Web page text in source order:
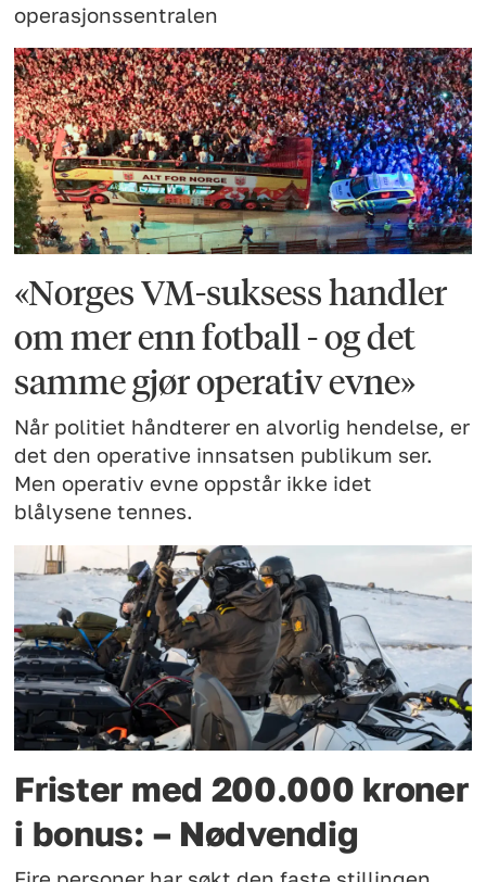
operasjonssentralen
«Norges VM-suksess handler
om mer enn fotball - og det
samme gjør operativ evne»
Når politiet håndterer en alvorlig hendelse, er
det den operative innsatsen publikum ser.
Men operativ evne oppstår ikke idet
blålysene tennes.
Frister med 200.000 kroner
i bonus: – Nødvendig